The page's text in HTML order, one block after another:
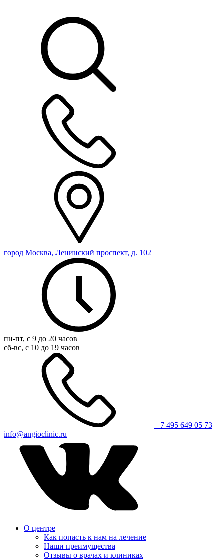
город Москва, Ленинский проспект, д. 102
пн-пт, с 9 до 20 часов
сб-вс, с 10 до 19 часов
+7 495 649 05 73
info@angioclinic.ru
О центре
Как попасть к нам на лечение
Наши преимущества
Отзывы о врачах и клиниках